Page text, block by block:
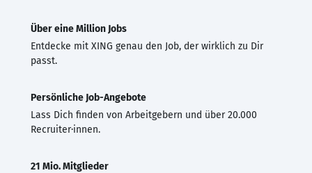
Über eine Million Jobs
Entdecke mit XING genau den Job, der wirklich zu Dir
passt.
Persönliche Job-Angebote
Lass Dich finden von Arbeitgebern und über 20.000
Recruiter·innen.
21 Mio. Mitglieder